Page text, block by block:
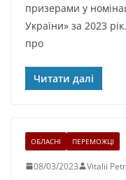
призерами у
України» за 2023
про
Читати далі
ОБЛАСНІ ПЕРЕМОЖЦІ
08/03/2023 Vitalii